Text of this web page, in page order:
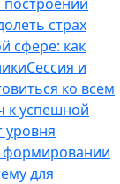
страх
сфере: как
Сессия и
ко всем
к успешной
уровня
формировании
для